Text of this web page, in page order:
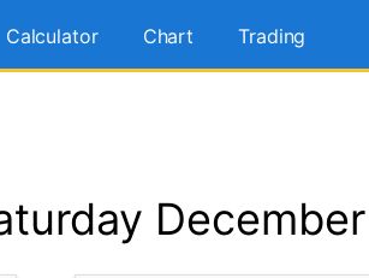
Calculator Chart Trading